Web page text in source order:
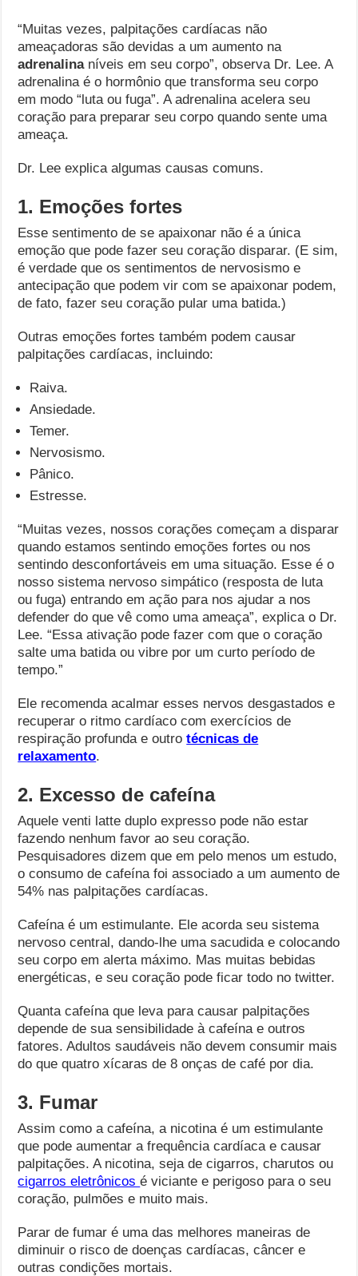
“Muitas vezes, palpitações cardíacas não
ameaçadoras são devidas a um aumento na
adrenalinaníveis em seu corpo”, observa Dr. Lee. A
adrenalina é o hormônio que transforma seu corpo
em modo “luta ou fuga”. A adrenalina acelera seu
coração para preparar seu corpo quando sente uma
ameaça.
Dr. Lee explica algumas causas comuns.
1. Emoções fortes
Esse sentimento de se apaixonar não é a única
emoção que pode fazer seu coração disparar. (E sim,
é verdade que os sentimentos de nervosismo e
antecipação que podem vir com se apaixonar podem,
de fato, fazer seu coração pular uma batida.)
Outras emoções fortes também podem causar
palpitações cardíacas, incluindo:
Raiva.
Ansiedade.
Temer.
Nervosismo.
Pânico.
Estresse.
“Muitas vezes, nossos corações começam a disparar
quando estamos sentindo emoções fortes ou nos
sentindo desconfortáveis ​​em uma situação. Esse é o
nosso sistema nervoso simpático (resposta de luta
ou fuga) entrando em ação para nos ajudar a nos
defender do que vê como uma ameaça”, explica o Dr.
Lee. “Essa ativação pode fazer com que o coração
salte uma batida ou vibre por um curto período de
tempo.”
Ele recomenda acalmar esses nervos desgastados e
recuperar o ritmo cardíaco com exercícios de
respiração profunda e outrotécnicas de
relaxamento.
2. Excesso de cafeína
Aquele venti latte duplo expresso pode não estar
fazendo nenhum favor ao seu coração.
Pesquisadores dizem que em pelo menos um estudo,
o consumo de cafeína foi associado a um aumento de
54% nas palpitações cardíacas.
Cafeína é um estimulante. Ele acorda seu sistema
nervoso central, dando-lhe uma sacudida e colocando
seu corpo em alerta máximo. Mas muitas bebidas
energéticas, e seu coração pode ficar todo no twitter.
Quanta cafeína que leva para causar palpitações
depende de sua sensibilidade à cafeína e outros
fatores. Adultos saudáveis ​​não devem consumir mais
do que quatro xícaras de 8 onças de café por dia.
3. Fumar
Assim como a cafeína, a nicotina é um estimulante
que pode aumentar a frequência cardíaca e causar
palpitações. A nicotina, seja de cigarros, charutos ou
cigarros eletrônicosé viciante e perigoso para o seu
coração, pulmões e muito mais.
Parar de fumar é uma das melhores maneiras de
diminuir o risco de doenças cardíacas, câncer e
outras condições mortais.